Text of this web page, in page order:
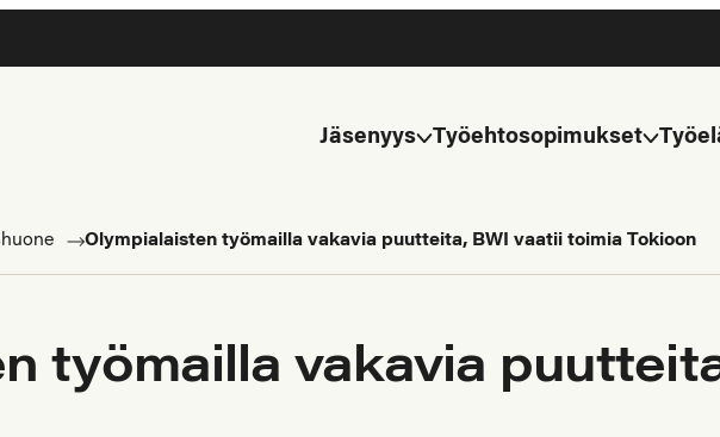
Jäsenyys Työehtosopimukset
Olympialaisten työmailla vakavia puutteita, BWI vaatii toimia Tokioon
työmailla vakavia